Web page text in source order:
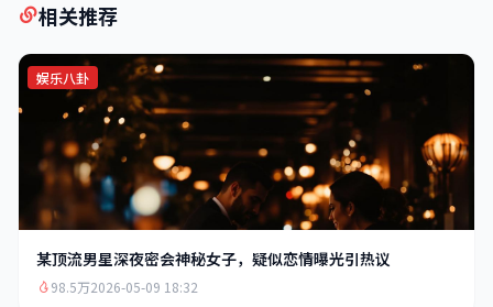
相关推荐
娱乐八卦
某顶流男星深夜密会神秘女子，疑似恋情曝光引热议
98.5万2026-05-09 18:32